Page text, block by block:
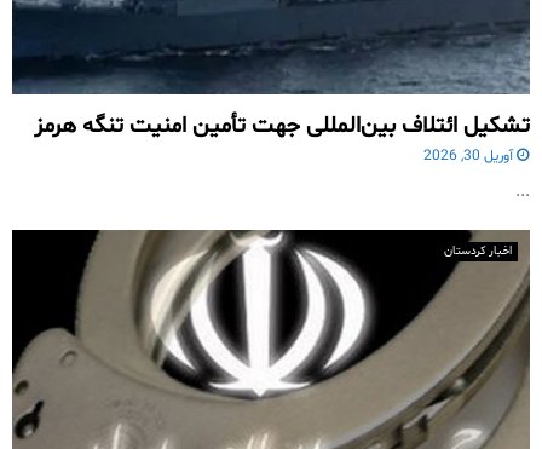
تشکیل ائتلاف بین‌المللی جهت تأمین امنیت تنگه هرمز
آوریل 30, 2026
...
اخبار کردستان